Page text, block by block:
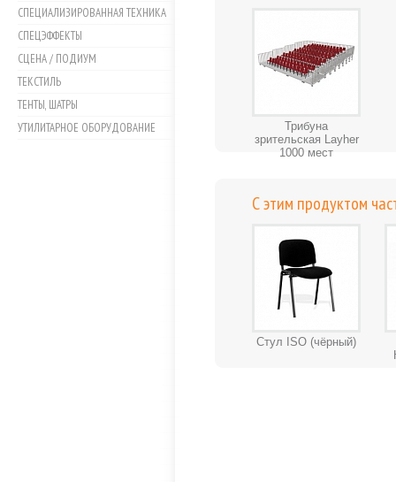
СПЕЦИАЛИЗИРОВАННАЯ ТЕХНИКА
СПЕЦЭФФЕКТЫ
СЦЕНА / ПОДИУМ
ТЕКСТИЛЬ
ТЕНТЫ, ШАТРЫ
УТИЛИТАРНОЕ ОБОРУДОВАНИЕ
Трибуна
зрительская Layher
1000 мест
С этим продуктом
Стул ISO (чёрный)